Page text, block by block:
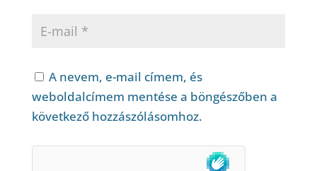
A nevem, e-mail címem, és
weboldalcímem mentése a böngészőben a
következő hozzászólásomhoz.